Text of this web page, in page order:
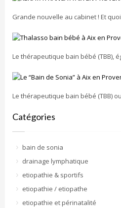
Grande nouvelle au cabinet ! Et
Le thérapeutique bain bébé (TBB),
Le thérapeutique bain bébé (TBB)
Catégories
bain de sonia
drainage lymphatique
etiopathie & sportifs
etiopathie / etiopathe
etiopathie et périnatalité